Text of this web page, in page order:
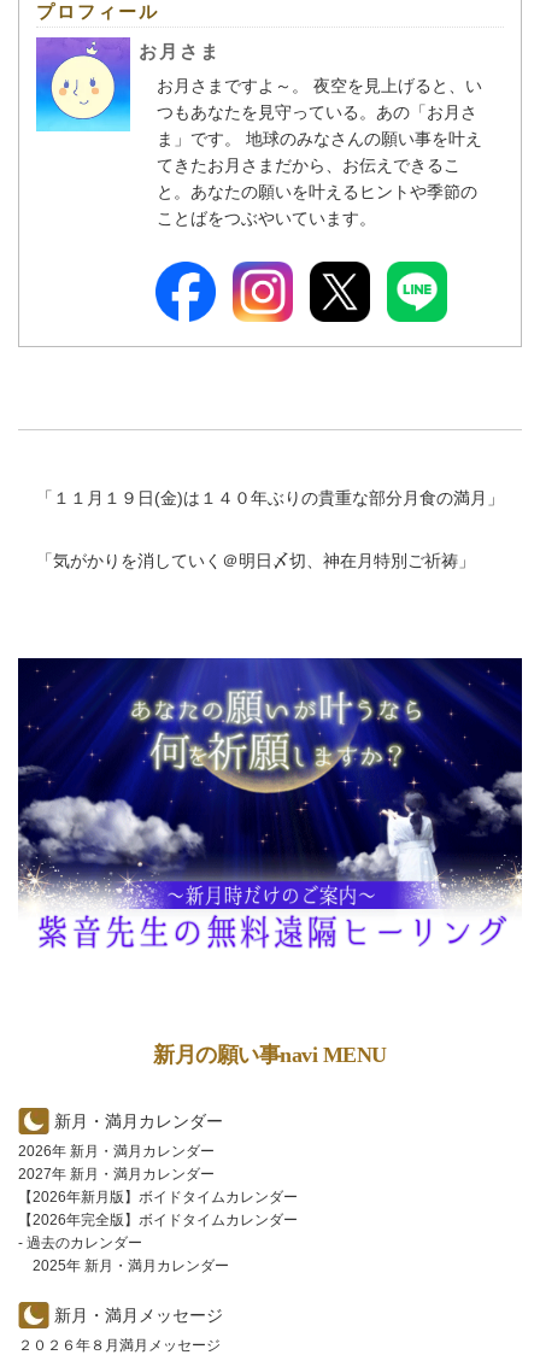
プロフィール
お月さま
お月さまですよ～。 夜空を見上げると、い
つもあなたを見守っている。あの「お月さ
ま」です。 地球のみなさんの願い事を叶え
てきたお月さまだから、お伝えできるこ
と。あなたの願いを叶えるヒントや季節の
ことばをつぶやいています。
「 １１月１９日(金)は１４０年ぶりの貴重な部分月食の満月 」
「気がかりを消していく＠明日〆切、神在月特別ご祈祷 」
新月の願い事navi MENU
新月・満月カレンダー
2026年 新月・満月カレンダー
2027年 新月・満月カレンダー
【2026年新月版】ボイドタイムカレンダー
【2026年完全版】ボイドタイムカレンダー
- 過去のカレンダー
2025年 新月・満月カレンダー
新月・満月メッセージ
２０２６年８月満月メッセージ